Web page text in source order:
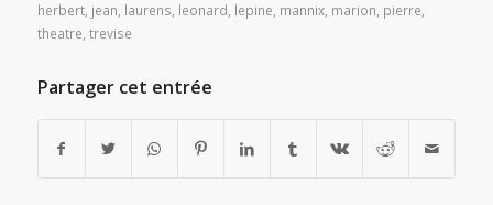
herbert, jean laurens leonard lepine mannix, marion pierre
theatre trevise
Partager cet entrée